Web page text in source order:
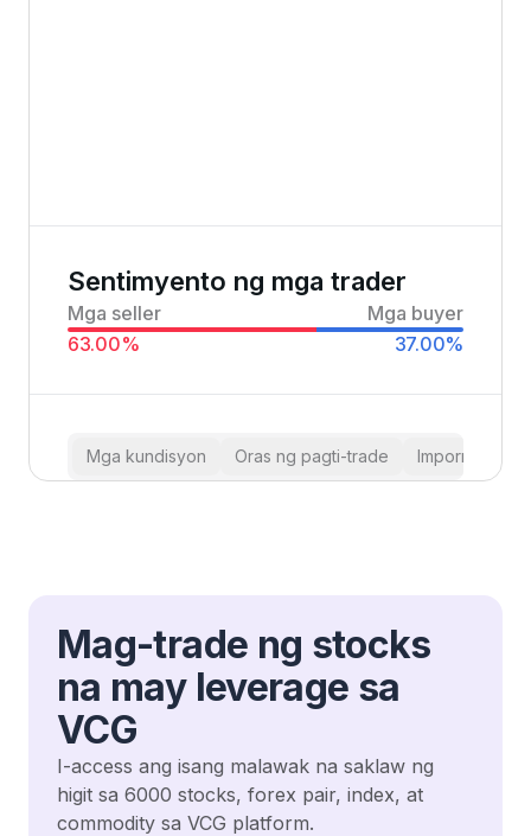
Sentimyento ng mga trader
Mga seller
Mga buyer
63.00% 37.00%
Mga kundisyon Oras ng pagti-trade Impormasyon
Mag-trade ng stocks
na may leverage sa
VCG
I-access ang isang malawak na saklaw ng
higit sa 6000 stocks, forex pair, index, at
commodity sa VCG platform.